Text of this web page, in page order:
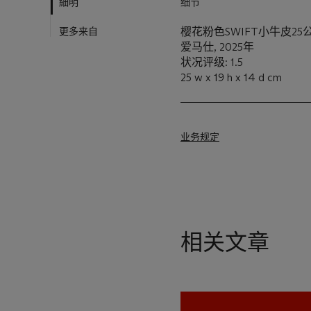
更多来自
樱花粉色SWIFT小牛皮25
爱马仕, 2025年
状况评级: 1.5
25 w x 19 h x 14 d cm
业务规定
相关文章